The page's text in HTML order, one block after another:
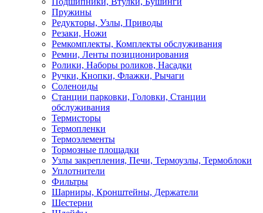
Пружины
Редукторы, Узлы, Приводы
Резаки, Ножи
Ремкомплекты, Комплекты обслуживания
Ремни, Ленты позиционирования
Ролики, Наборы роликов, Насадки
Ручки, Кнопки, Флажки, Рычаги
Соленоиды
Станции парковки, Головки, Станции
обслуживания
Термисторы
Термопленки
Термоэлементы
Тормозные площадки
Узлы закрепления, Печи, Термоузлы, Термоблоки
Уплотнители
Фильтры
Шарниры, Кронштейны, Держатели
Шестерни